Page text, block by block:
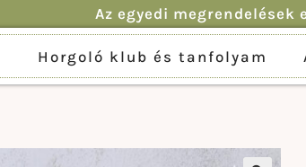
Az egyedi megrendelések
Horgoló klub és tanfolyam